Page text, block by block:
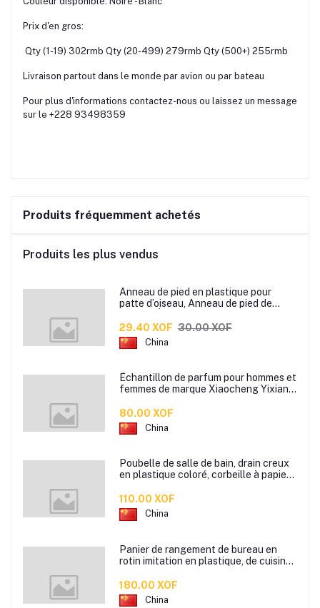
Prix d'en gros:
Qty (1-19) 302rmb Qty (20-499) 279rmb Qty (500+) 255rmb
Livraison partout dans le monde par avion ou par bateau
Pour plus d'informations contactez-nous ou laissez un message
sur le +228 93498359
Produits fréquemment achetés
Produits les plus vendus
Anneau de pied en plastique pour
patte d’oiseau, Anneau de pied de
pour oiseaux
29.40 XOF 30.00 XOF
China
Échantillon de parfum pour hommes et
femmes de marque Xiaocheng Yixiang
80.00 XOF
China
Poubelle de salle de bain, drain creux
en plastique coloré, corbeille à papier
110.00 XOF
China
Panier de rangement de bureau en
rotin imitation en plastique, de cuisine
de rangement de salle de bain
180.00 XOF
China